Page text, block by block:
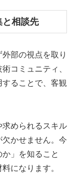
と相談先
部の視点を取り
コミュニティ、
ることで、客観
求められるスキル
かせません。今
」を知ること
になります。